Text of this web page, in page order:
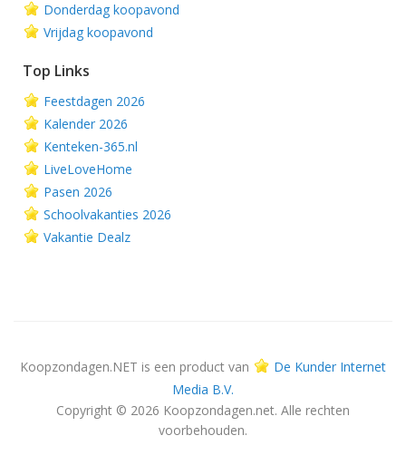
Donderdag koopavond
Vrijdag koopavond
Top Links
Feestdagen 2026
Kalender 2026
Kenteken-365.nl
LiveLoveHome
Pasen 2026
Schoolvakanties 2026
Vakantie Dealz
Koopzondagen.NET is een product van
De Kunder Internet
Media B.V.
Copyright © 2026 Koopzondagen.net. Alle rechten
voorbehouden.